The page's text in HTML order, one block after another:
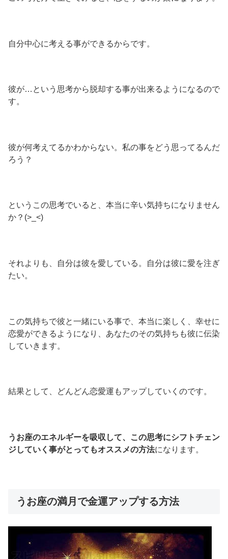
自分中心に考える事ができるからです。
彼が…という思考から脱却する事が出来るようになるので
す。
彼が何考えてるかわからない。私の事をどう思ってるんだ
ろう？
というこの思考でいると、本当に辛い気持ちになりません
か？(>_<)
それよりも、自分は彼を愛している。自分は彼に愛を注ぎ
たい。
この気持ちで彼と一緒にいる事で、本当に楽しく、幸せに
恋愛ができるようになり、あなたのその気持ちも彼に伝染
していきます。
結果として、どんどん恋愛運もアップしていくのです。
うお座のエネルギーを吸収して、この思考にシフトチェン
ジしていく事がとってもオススメの方法になります。
うお座の満月で金運アップする方法